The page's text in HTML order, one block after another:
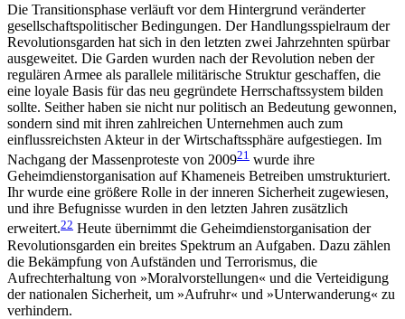
Die Transitionsphase verläuft vor dem Hintergrund veränderter
gesellschaftspolitischer Bedingungen. Der Handlungsspielraum der
Revolutionsgarden hat sich in den letzten zwei Jahrzehnten spürbar
ausgeweitet. Die Garden wurden nach der Revolution neben der
regulären Armee als parallele militärische Struktur geschaffen, die
eine loyale Basis für das neu gegründete Herrschaftssystem bilden
sollte. Seither haben sie nicht nur politisch an Bedeutung gewonnen,
son­dern sind mit ihren zahlreichen Unternehmen auch zum
einflussreichsten Akteur in der Wirtschafts­sphäre aufgestiegen. Im
Nachgang der Massenproteste von 200921 wurde ihre
Geheimdienstorganisation auf Khameneis Betreiben umstrukturiert.
Ihr wurde eine größere Rolle in der inneren Sicherheit zugewiesen,
und ihre Befugnisse wurden in den letzten Jahren zusätzlich
erweitert.22 Heute übernimmt die Geheim­dienstorganisation der
Revolutionsgarden ein breites Spektrum an Aufgaben. Dazu zählen
die Bekämpfung von Aufständen und Terrorismus, die
Aufrechterhaltung von »Moralvorstellungen« und die Verteidigung
der nationalen Sicherheit, um »Aufruhr« und »Unter­wanderung« zu
verhindern.